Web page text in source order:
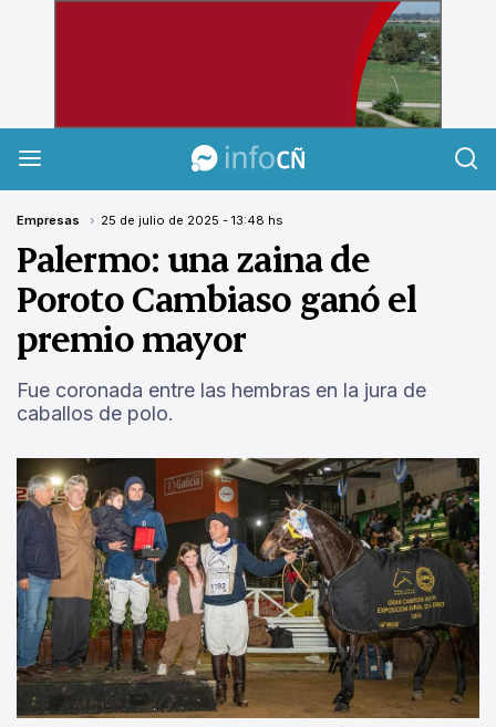
Empresas 25 de julio de 2025 - 13:48 hs
Palermo: una zaina de
Poroto Cambiaso ganó el
premio mayor
Fue coronada entre las hembras en la jura de
caballos de polo.